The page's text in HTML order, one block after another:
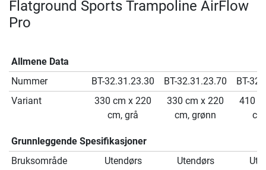
Flatground Sports Trampoline AirFlow
Pro
Allmene Data
Nummer
BT-32.31.23.30 BT-32.31.23.70
BT-
Variant
330 cm x 220
cm, grå
330 cm x 220
cm, grønn
410
Grunnleggende Spesifikasjoner
Bruksområde
Utendørs Utendørs